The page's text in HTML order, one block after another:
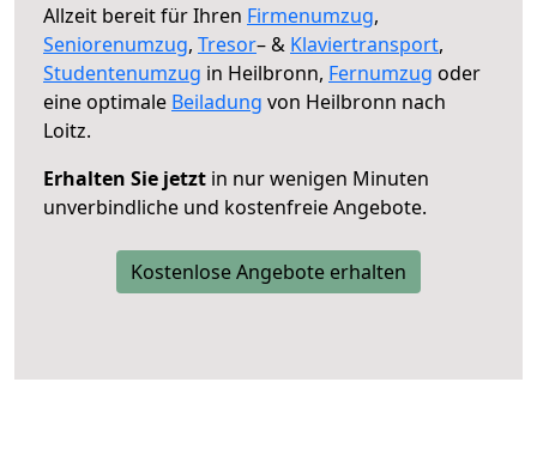
Allzeit bereit für Ihren Firmenumzug,
Seniorenumzug, Tresor– & Klaviertransport,
Studentenumzug in Heilbronn, Fernumzug oder
eine optimale Beiladung von Heilbronn nach
Loitz.
Erhalten Sie jetzt in nur wenigen Minuten
unverbindliche und kostenfreie Angebote.
Kostenlose Angebote erhalten